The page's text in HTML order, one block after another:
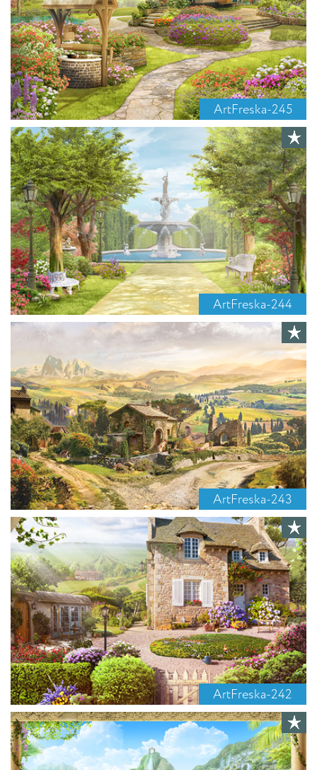
ArtFreska-245
ArtFreska-244
ArtFreska-243
ArtFreska-242